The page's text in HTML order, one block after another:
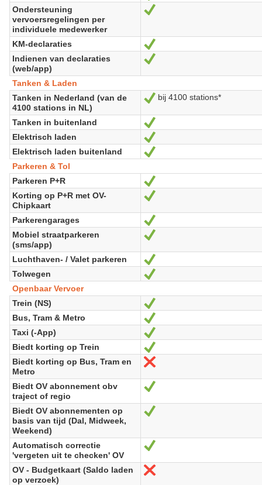
Ondersteuning
vervoersregelingen per
individuele medewerker
KM-declaraties
Oui
Indienen van declaraties
(web/app)
Tanken & Laden
Tanken in Nederland (van de
4100 stations in NL)
Oui
bij 4100 stations*
Tanken in buitenland
Oui
Elektrisch laden
Elektrisch laden buitenland
Oui
Parkeren & Tol
Parkeren P+R
Oui
Korting op P+R met OV-
Chipkaart
Parkerengarages
Oui
Mobiel straatparkeren
(sms/app)
Luchthaven- / Valet parkeren
Oui
Tolwegen
Openbaar Vervoer
Trein (NS)
Bus, Tram & Metro
Oui
Taxi (-App)
Biedt korting op Trein
Oui
Biedt korting op Bus, Tram en
Metro
Non
Biedt OV abonnement obv
traject of regio
Oui
Biedt OV abonnementen op
basis van tijd (Dal, Midweek,
Weekend)
Automatisch correctie
'vergeten uit te checken' OV
Oui
OV - Budgetkaart (Saldo laden
op verzoek)
Non